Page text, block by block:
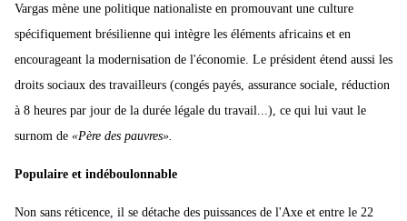
Vargas mène une politique nationaliste en promouvant une culture
spécifiquement brésilienne qui intègre les éléments africains et en
encourageant la modernisation de l'économie. Le président étend aussi les
droits sociaux des travailleurs (congés payés, assurance sociale, réduction
à 8 heures par jour de la durée légale du travail...), ce qui lui vaut le
surnom de «Père des pauvres».
Populaire et indéboulonnable
Non sans réticence, il se détache des puissances de l'Axe et entre le 22